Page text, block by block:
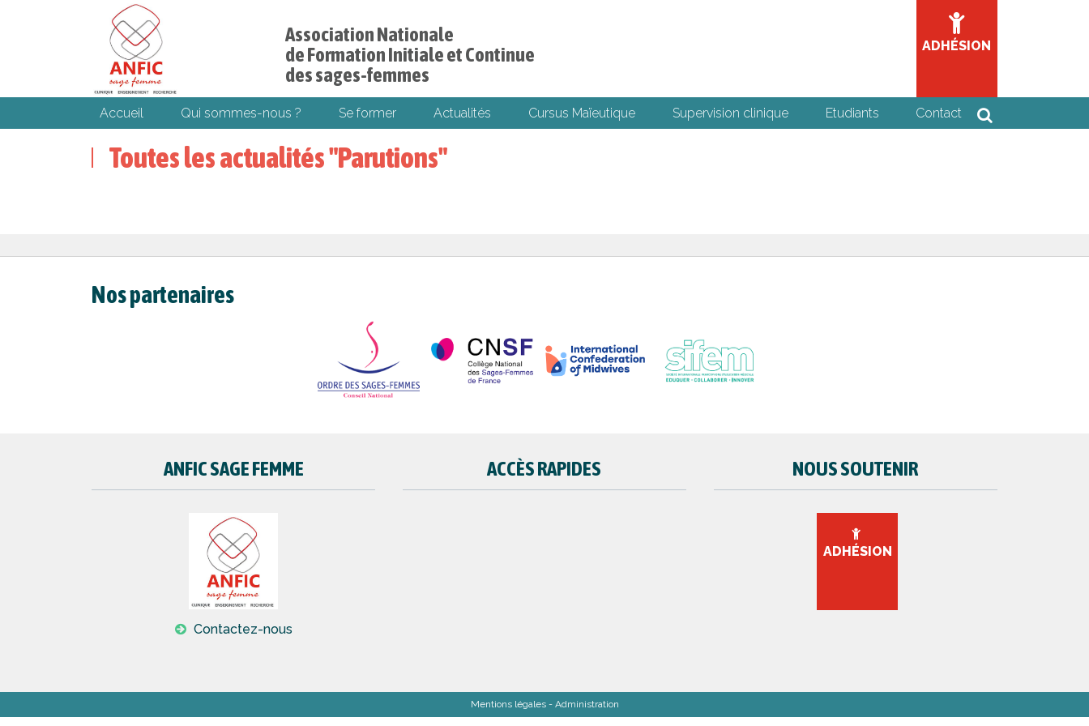
Association Nationale
de Formation Initiale et Continue
des sages-femmes
ADHÉSION
Accueil Qui sommes-nous ? Se former Actualités Cursus Maïeutique Supervision clinique Etudiants Contact
Toutes les actualités "Parutions"
Nos partenaires
ANFIC SAGE FEMME
Contactez-nous
ACCÈS RAPIDES NOUS SOUTENIR
ADHÉSION
Mentions légales - Administration